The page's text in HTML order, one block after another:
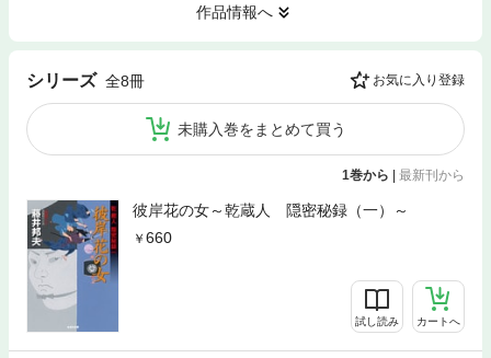
作品情報へ
シリーズ 全8冊 お気に入り登録
未購入巻をまとめて買う
1巻から | 最新刊から
彼岸花の女～乾蔵人 隠密秘録（一）～
660
試し読み カートへ